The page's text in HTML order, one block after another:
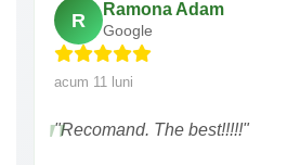
R
Ramona Adam
Google
acum 11 luni
"Recomand. The best!!!!!"